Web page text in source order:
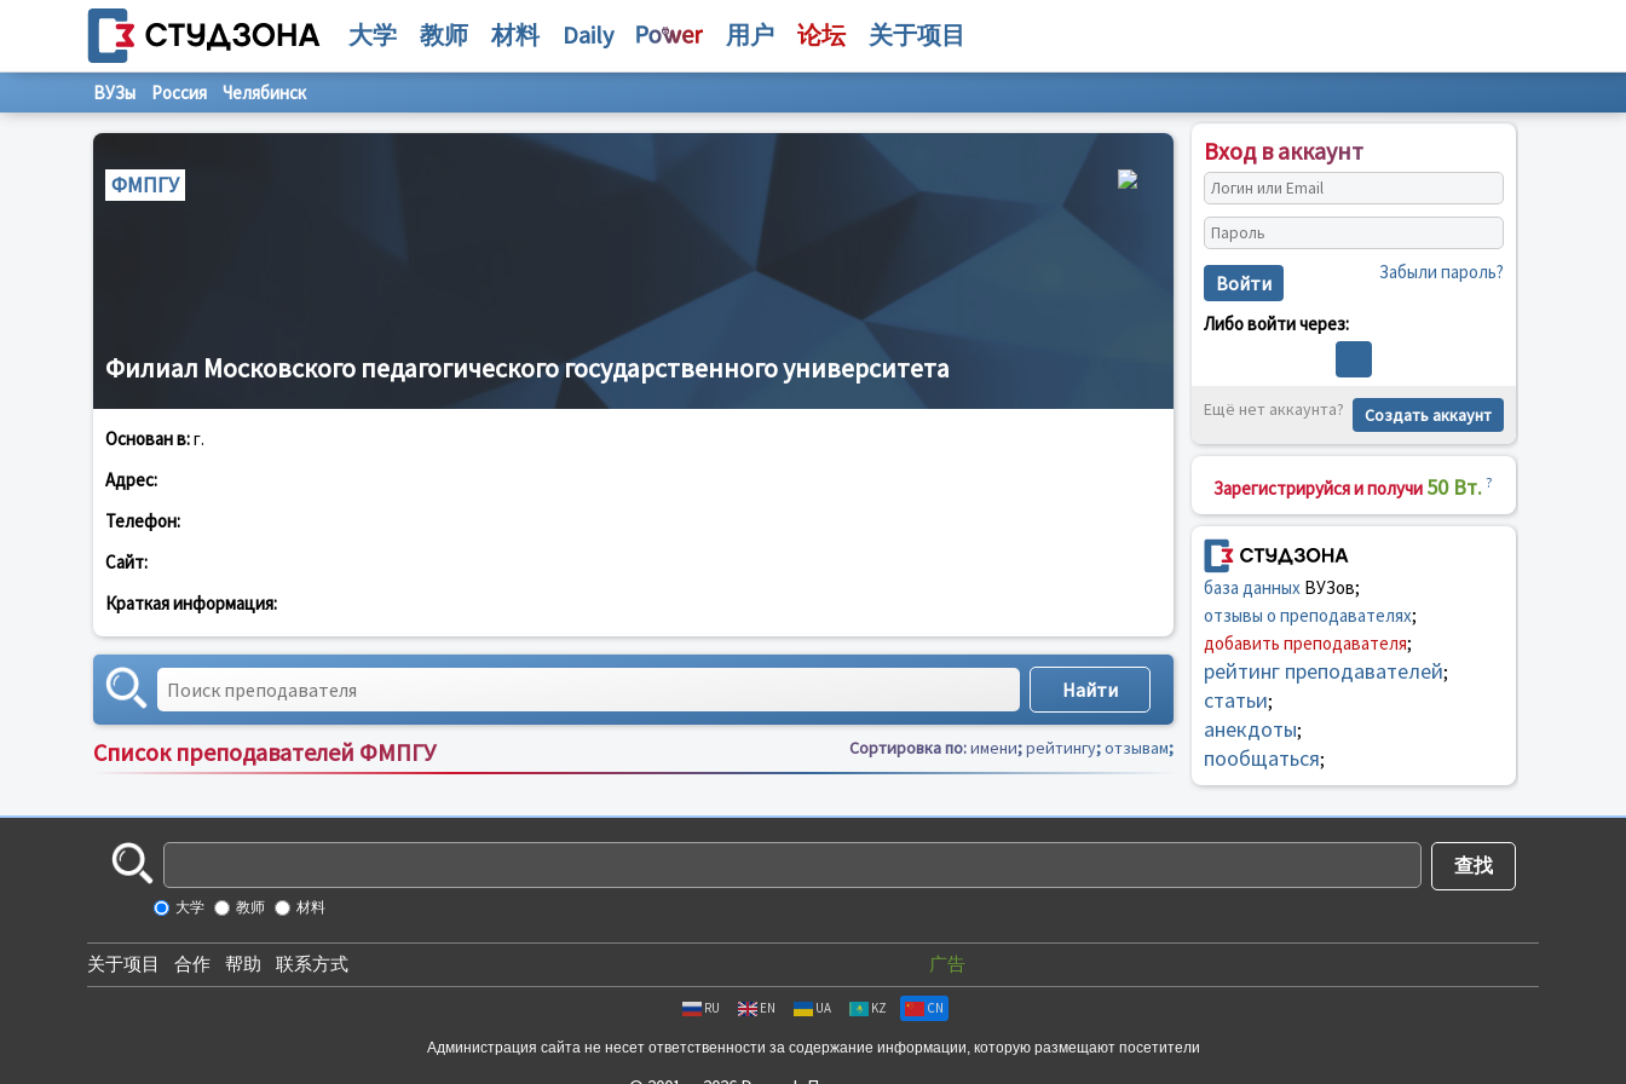
大学 教师 材料 Daily 用户 论坛 关于项目
ВУЗы Россия Челябинск
ФМПГУ
Филиал Московского педагогического государственного университета
Основан в:г.
Адрес:
Телефон:
Сайт:
Краткая информация:
Список преподавателей ФМПГУ Сортировка по:имени;рейтингу;отзывам;
Вход в аккаунт
Войти Забыли пароль?
Либо войти через:
Ещё нет аккаунта? Создать аккаунт
Зарегистрируйся и получи 50 Вт. ?
база данныхВУЗов;
отзывы о преподавателях;
добавить преподавателя;
рейтинг преподавателей;
статьи;
анекдоты;
пообщаться;
大学 教师 材料
关于项目 合作 帮助 联系方式 广告
RU EN UA KZ CN
Администрация сайта не несет ответственности за содержание информации, которую размещают посетители